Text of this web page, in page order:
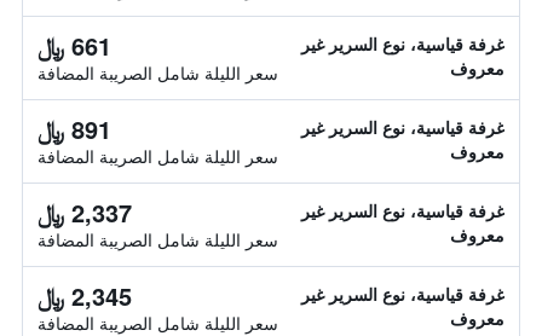
غرفة قياسية، نوع السرير غير
معروف
661 ﷼
سعر الليلة شامل الصريبة المضافة
غرفة قياسية، نوع السرير غير
معروف
891 ﷼
سعر الليلة شامل الصريبة المضافة
غرفة قياسية، نوع السرير غير
معروف
2,337 ﷼
سعر الليلة شامل الصريبة المضافة
غرفة قياسية، نوع السرير غير
معروف
2,345 ﷼
سعر الليلة شامل الصريبة المضافة